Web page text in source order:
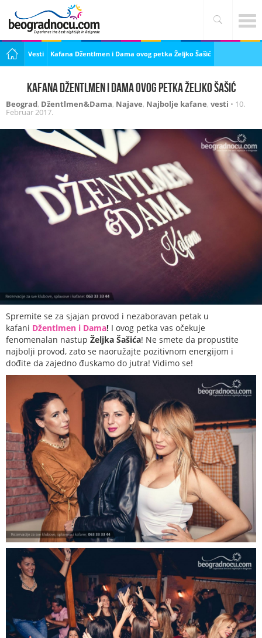
Vesti Kafana Džentlmen i Dama ovog petka Željko Šašić
Kafana Džentlmen i Dama ovog petka Željko Šašić
Beograd, Džentlmen&Dama, Najave, Najbolje kafane, vesti • 10.
Februar 2017.
Spremite se za sjajan provod i nezaboravan petak u
kafani Džentlmen i Dama! I ovog petka vas očekuje
fenomenalan nastup Željka Šašića! Ne smete da propustite
najbolji provod, zato se naoružajte pozitivnom energijom i
dođite da zajedno đuskamo do jutra! Vidimo se!